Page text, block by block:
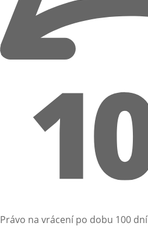
Právo na vrácení po dobu 100 dní